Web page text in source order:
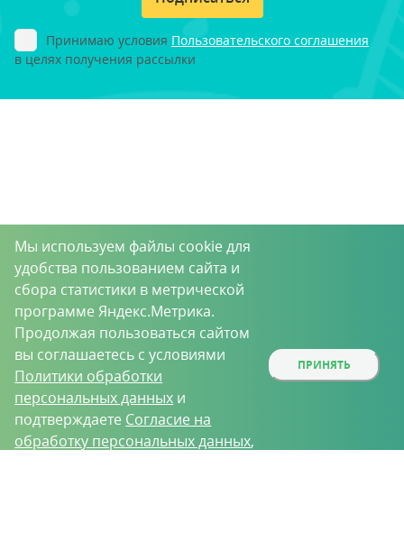
Принимаю условия Пользовательского соглашения
в целях получения рассылки
Мы используем файлы cookie для
удобства пользованием сайта и
сбора статистики в метрической
программе Яндекс.Метрика.
Продолжая пользоваться сайтом
вы соглашаетесь с условиями
Политики обработки
персональных данных и
подтверждаете Согласие на
обработку персональных данных,
ПРИНЯТЬ